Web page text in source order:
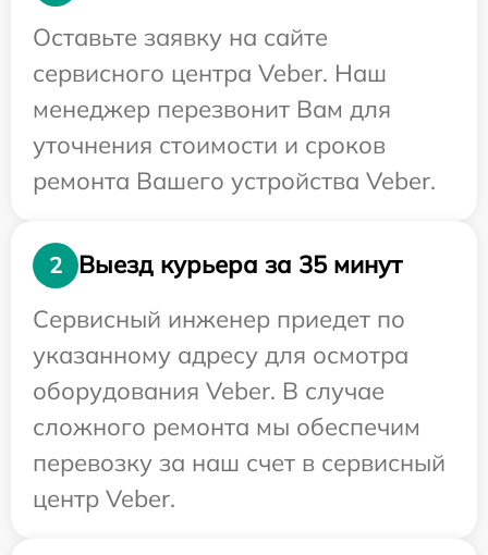
Оставьте заявку на сайте
сервисного центра Veber. Наш
менеджер перезвонит Вам для
уточнения стоимости и сроков
ремонта Вашего устройства Veber.
2
Выезд курьера за 35 минут
Сервисный инженер приедет по
указанному адресу для осмотра
оборудования Veber. В случае
сложного ремонта мы обеспечим
перевозку за наш счет в сервисный
центр Veber.